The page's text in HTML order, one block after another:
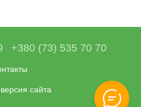
+380 (73) 535 70 70
сайта